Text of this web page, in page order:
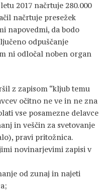
2017 načrtuje 280.000
načrtuje presežek
napovedmi, da bodo
odpuščanje
ni odločal noben organ
z zapisom “kljub temu
očitno ne ve in ne zna
vse posamezne delavce
in veščin za svetovanje
pravi pritožnica.
novinarjevimi zapisi v
od zunaj in najeti